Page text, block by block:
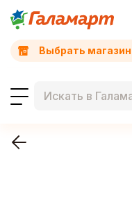
Выбрать магазин